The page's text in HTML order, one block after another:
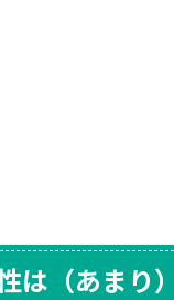
は（あまり